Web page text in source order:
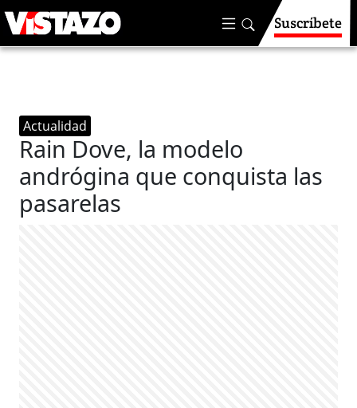
Suscríbete
Actualidad
Rain Dove, la modelo
andrógina que conquista las
pasarelas